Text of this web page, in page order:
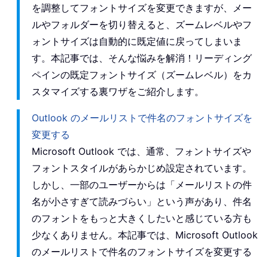
を調整してフォントサイズを変更できますが、メー
ルやフォルダーを切り替えると、ズームレベルやフ
ォントサイズは自動的に既定値に戻ってしまいま
す。本記事では、そんな悩みを解消！リーディング
ペインの既定フォントサイズ（ズームレベル）をカ
スタマイズする裏ワザをご紹介します。
Outlook のメールリストで件名のフォントサイズを
変更する
Microsoft Outlook では、通常、フォントサイズや
フォントスタイルがあらかじめ設定されています。
しかし、一部のユーザーからは「メールリストの件
名が小さすぎて読みづらい」という声があり、件名
のフォントをもっと大きくしたいと感じている方も
少なくありません。本記事では、Microsoft Outlook
のメールリストで件名のフォントサイズを変更する